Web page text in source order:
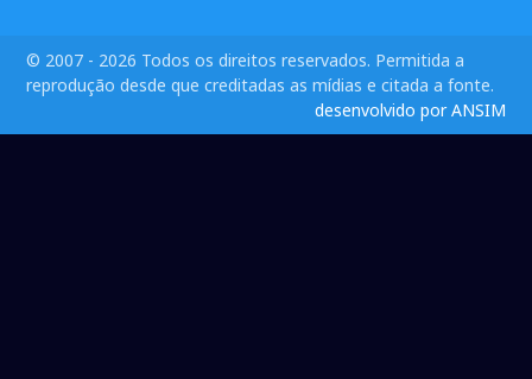
© 2007 - 2026 Todos os direitos reservados. Permitida a
reprodução desde que creditadas as mídias e citada a fonte.
desenvolvido por ANSIM